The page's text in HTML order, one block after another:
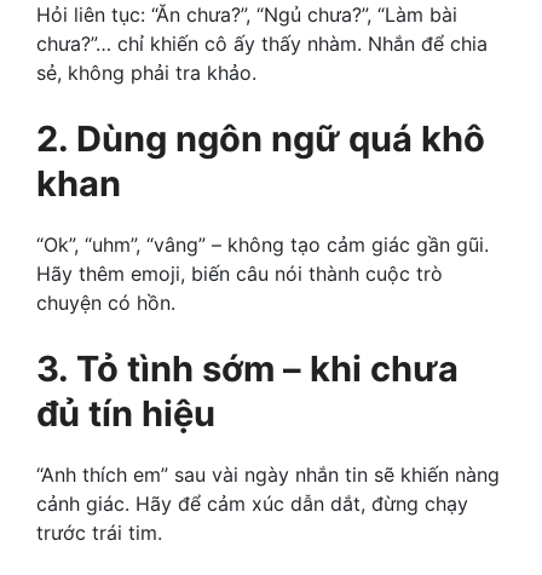
Hỏi liên tục: “Ăn chưa?”, “Ngủ chưa?”, “Làm bài
chưa?”… chỉ khiến cô ấy thấy nhàm. Nhắn để chia
sẻ, không phải tra khảo.
2. Dùng ngôn ngữ quá khô
khan
“Ok”, “uhm”, “vâng” – không tạo cảm giác gần gũi.
Hãy thêm emoji, biến câu nói thành cuộc trò
chuyện có hồn.
3. Tỏ tình sớm – khi chưa
đủ tín hiệu
“Anh thích em” sau vài ngày nhắn tin sẽ khiến nàng
cảnh giác. Hãy để cảm xúc dẫn dắt, đừng chạy
trước trái tim.